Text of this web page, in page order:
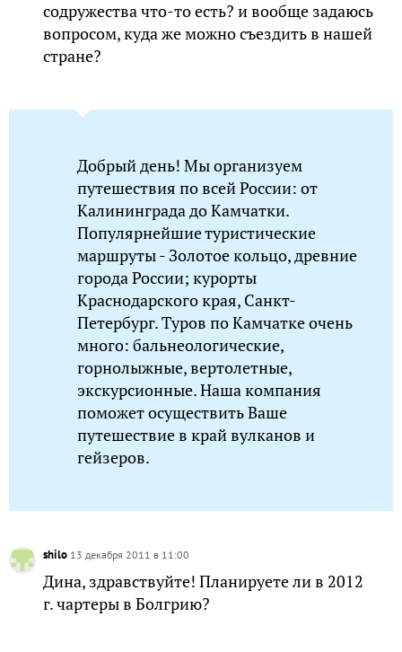
содружества что-то есть? и вообще задаюсь
вопросом, куда же можно съездить в нашей
стране?
Добрый день! Мы организуем
путешествия по всей России: от
Калининграда до Камчатки.
Популярнейшие туристические
маршруты - Золотое кольцо, древние
города России; курорты
Краснодарского края, Санкт-
Петербург. Туров по Камчатке очень
много: бальнеологические,
горнолыжные, вертолетные,
экскурсионные. Наша компания
поможет осуществить Ваше
путешествие в край вулканов и
гейзеров.
shilo 13 декабря 2011 в 11:00
Дина, здравствуйте! Планируете ли в 2012
г. чартеры в Болгрию?